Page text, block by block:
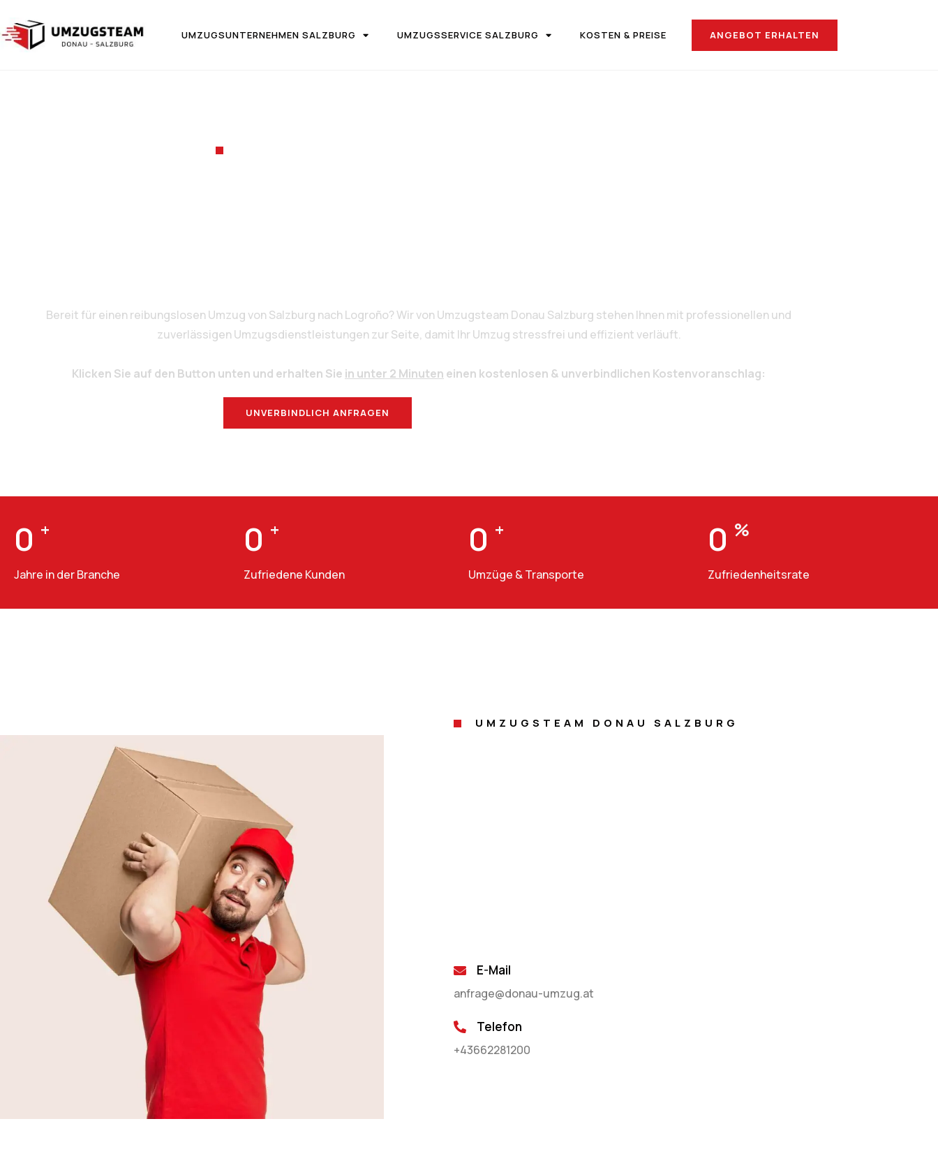
UMZUGSUNTERNEHMEN SALZBURG UMZUGSSERVICE SALZBURG KOSTEN & PREISE ANGEBOT ERHALTEN
Bereit für einen reibungslosen Umzug von Salzburg nach Logroño? Wir von Umzugsteam Donau Salzburg stehen Ihnen mit professionellen und
zuverlässigen Umzugsdienstleistungen zur Seite, damit Ihr Umzug stressfrei und effizient verläuft.
Klicken Sie auf den Button unten und erhalten Sie in unter 2 Minuten einen kostenlosen & unverbindlichen Kostenvoranschlag:
UNVERBINDLICH ANFRAGEN
0 +
Jahre in der Branche
0 +
Zufriedene Kunden
0 +
Umzüge & Transporte
0 %
Zufriedenheitsrate
UMZUGSTEAM DONAU SALZBURG
E-Mail
anfrage@donau-umzug.at
Telefon
+43662281200